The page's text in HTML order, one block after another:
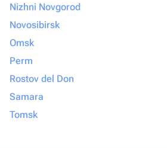
Nizhni Novgorod
Novosibirsk
Omsk
Perm
Rostov del Don
Samara
Tomsk